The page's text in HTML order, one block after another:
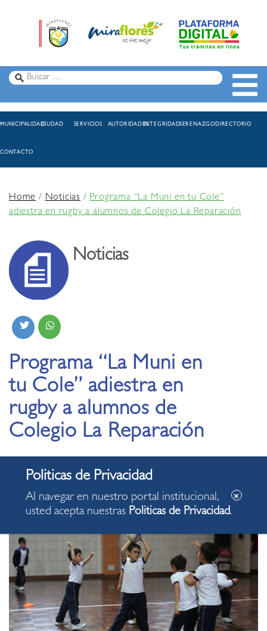
MUNICIPALIDADCIUDAD SERVICIOS AUTORIDADESINTEGRIDADSERENAZGODIRECTORIO
CONTACTO
Home/Noticias /Programa “La Muni en tu Cole”
adiestra en rugby a alumnos de Colegio La Reparación
Noticias
Programa “La Muni en
tu Cole” adiestra en
rugby a alumnos de
Colegio La Reparación
08.11.2019
Al navegar en nuestro portal institucional,
usted acepta nuestras Politicas de Privacidad.